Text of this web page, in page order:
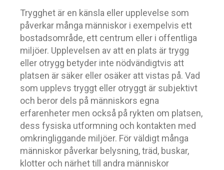
Trygghet är en känsla eller upplevelse som
påverkar många människor i exempelvis ett
bostadsområde, ett centrum eller i offentliga
miljöer. Upplevelsen av att en plats är trygg
eller otrygg betyder inte nödvändigtvis att
platsen är säker eller osäker att vistas på. Vad
som upplevs tryggt eller otryggt är subjektivt
och beror dels på människors egna
erfarenheter men också på rykten om platsen,
dess fysiska utformning och kontakten med
omkringliggande miljöer. För väldigt många
människor påverkar belysning, träd, buskar,
klotter och närhet till andra människor